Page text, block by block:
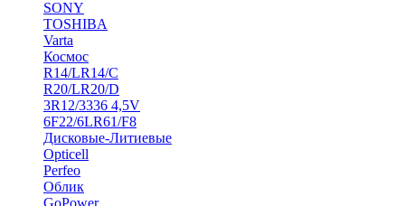
SONY
TOSHIBA
Varta
Космос
R14/LR14/C
R20/LR20/D
3R12/3336 4,5V
6F22/6LR61/F8
Дисковые-Литиевые
Opticell
Perfeo
Облик
GoPower